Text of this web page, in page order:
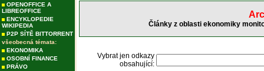
OPENOFFICE A
LIBREOFFICE
ENCYKLOPEDIE
WIKIPEDIA
P2P SÍTĚ BITTORRENT
všeobecná témata:
EKONOMIKA
OSOBNÍ FINANCE
PRÁVO
Články z oblasti ekonomiky
Vybrat jen odkazy
obsahující: